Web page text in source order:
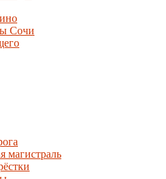
Сочи
магистраль